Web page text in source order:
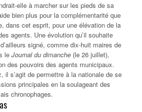
elle à marcher sur les pieds de sa
bien plus pour la complémentarité que
dans cet esprit, pour une élévation de la
agents. Une évolution qu’il souhaite
signé, comme dix-huit maires de
le Journal du dimanche (le 26 juillet),
des pouvoirs des agents municipaux.
il s’agit de permettre à la nationale de se
principales en la soulageant des
chronophages.